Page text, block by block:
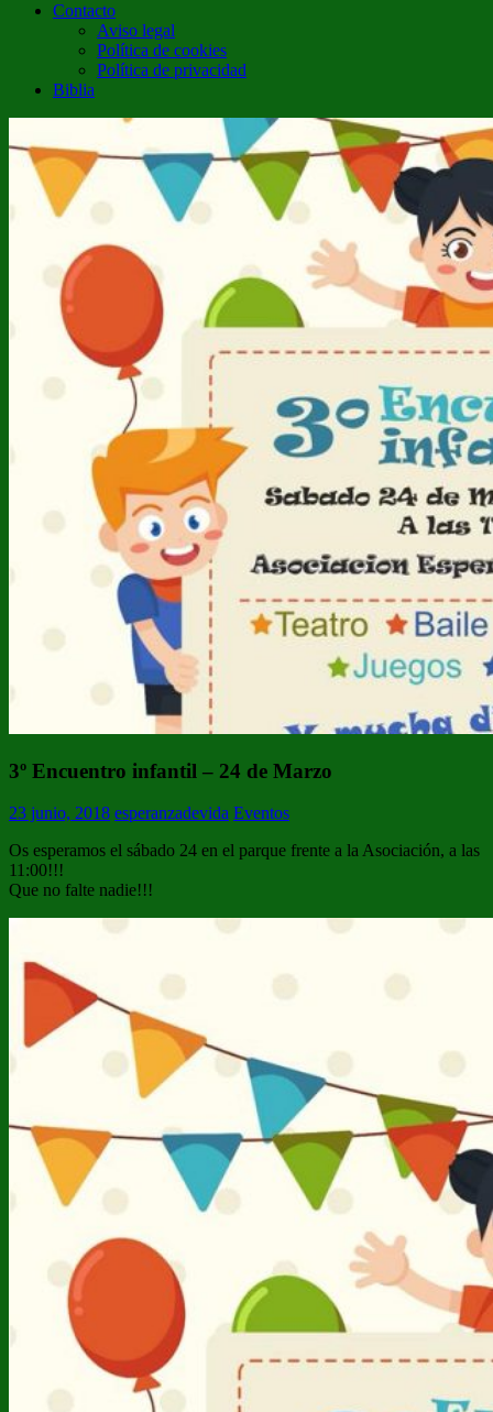
Contacto
Aviso legal
Política de cookies
Política de privacidad
Biblia
3º Encuentro infantil – 24 de Marzo
23 junio, 2018 esperanzadevida Eventos
Os esperamos el sábado 24 en el parque frente a la Asociación, a las
11:00!!!
Que no falte nadie!!!